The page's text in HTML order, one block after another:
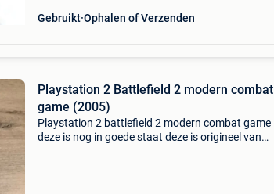
Gebruikt Ophalen of Verzenden
Playstation 2 Battlefield 2 modern combat
game (2005)
Playstation 2 battlefield 2 modern combat game
deze is nog in goede staat deze is origineel van